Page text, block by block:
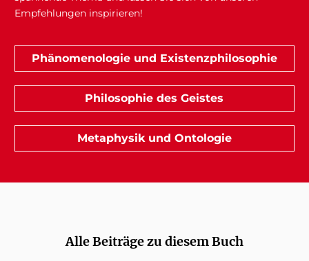
Empfehlungen inspirieren!
Phänomenologie und Existenzphilosophie
Philosophie des Geistes
Metaphysik und Ontologie
Alle Beiträge zu diesem Buch